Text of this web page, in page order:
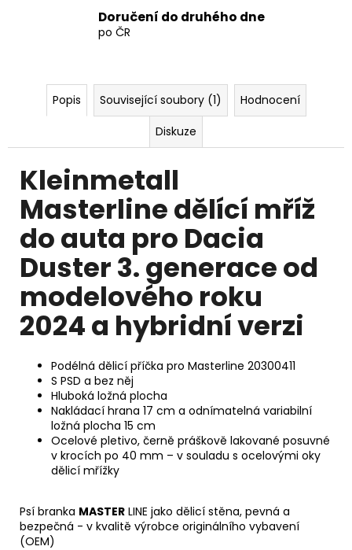
Doručení do druhého dne
po ČR
Popis Související soubory (1)
Hodnocení
Diskuze
Kleinmetall
Masterline dělící mříž
do auta pro Dacia
Duster 3. generace od
modelového roku
2024 a hybridní verzi
Podélná dělicí příčka pro Masterline 20300411
S PSD a bez něj
Hluboká ložná plocha
Nakládací hrana 17 cm a odnímatelná variabilní
ložná plocha 15 cm
Ocelové pletivo, černě práškově lakované posuvné
v krocích po 40 mm – v souladu s ocelovými oky
dělicí mřížky
Psí branka MASTER LINE jako dělicí stěna, pevná a
bezpečná - v kvalitě výrobce originálního vybavení
(OEM)